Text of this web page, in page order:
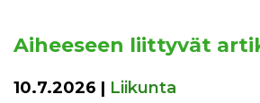
Aiheeseen liittyvät
10.7.2026 | Liikunta